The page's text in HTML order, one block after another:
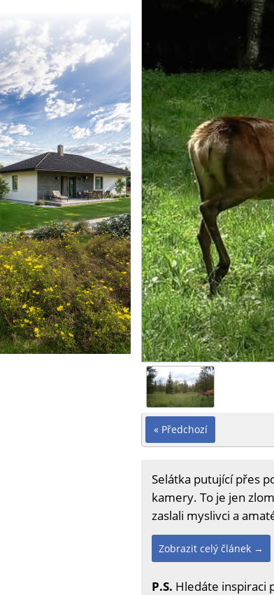
« Předchozí
Selátka putující přes
kamery. To je jen
zaslali myslivci a
Zobrazit celý článek →
P.S. Hledáte inspiraci